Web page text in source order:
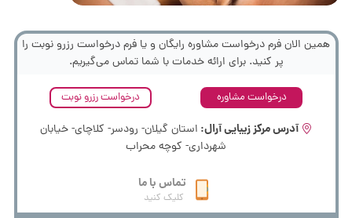
همین الان فرم درخواست مشاوره رایگان و یا فرم درخواست رزرو نوبت را
پر کنید. برای ارائه خدمات با شما تماس می‌گیریم.
درخواست مشاوره درخواست رزرو نوبت
آدرس مرکز زیبایی آرال: استان گیلان- رودسر- کلاچای- خیابان
شهرداری- کوچه محراب
تماس با ما
کلیک کنید